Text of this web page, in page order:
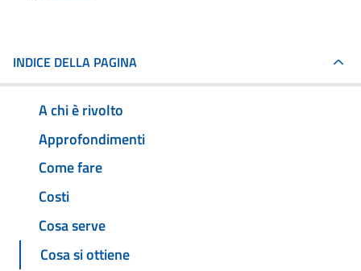
INDICE DELLA PAGINA
A chi è rivolto
Approfondimenti
Come fare
Costi
Cosa serve
Cosa si ottiene